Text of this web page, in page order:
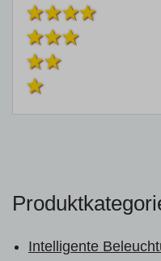
Intelligente